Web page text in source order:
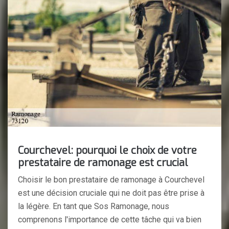
Courchevel: pourquoi le choix de votre
prestataire de ramonage est crucial
Choisir le bon prestataire de ramonage à Courchevel
est une décision cruciale qui ne doit pas être prise à
la légère. En tant que Sos Ramonage, nous
comprenons l'importance de cette tâche qui va bien